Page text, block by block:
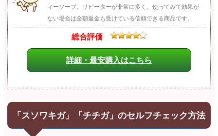
ィーソープ。リピーターが非常に多く、使ってみて効果が
ない場合は全額返金も受けている信頼できる商品です。
総合評価
詳細・最安購入はこちら
「スソワキガ」「チチガ」のセルフチェック方法